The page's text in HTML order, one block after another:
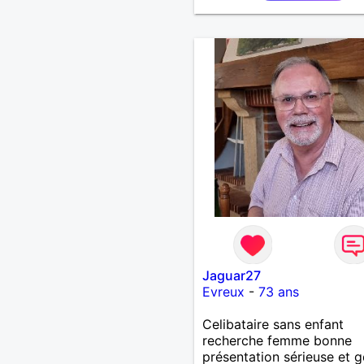
Jaguar27
Evreux - 73 ans
Celibataire sans enfant
recherche femme bonne
présentation sérieuse et